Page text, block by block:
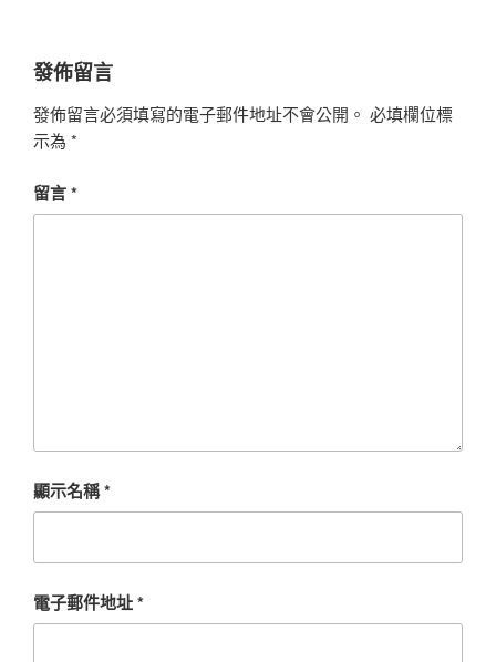
發佈留言
發佈留言必須填寫的電子郵件地址不會公開。 必填欄位標
示為 *
留言*
顯示名稱*
電子郵件地址*